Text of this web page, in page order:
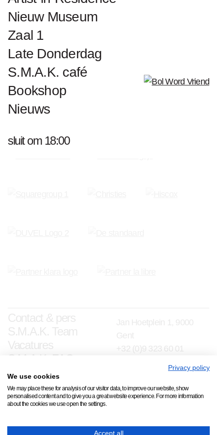
Nieuw Museum
Zaal 1
Late Donderdag
S.M.A.K. café
Bookshop
Nieuws
sluit om 18:00
Word Vriend van S.M.A.K.
Vacatures
S.M.A.K. FAQ
+32 (0)9 323 60 01
schrijf je in op onze nieuwsbrief
Copyright © 2026 S.M.A.K.
Privacy policy
We use cookies
We may place these for analysis of our visitor data, to improve our website, show
personalised content and to give you a great website experience. For more information
about the cookies we use open the settings.
Accept all